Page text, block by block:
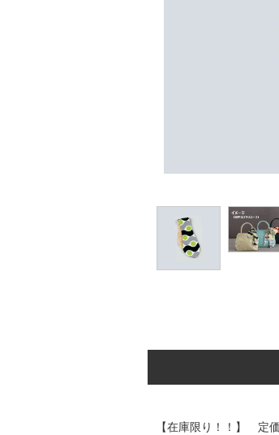
【在庫限り！！】 定